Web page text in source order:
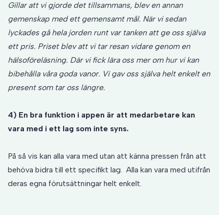
Gillar att vi gjorde det tillsammans, blev en annan
gemenskap med ett gemensamt mål. När vi sedan
lyckades gå hela jorden runt var tanken att ge oss själva
ett pris. Priset blev att vi tar resan vidare genom en
hälsoföreläsning. Där vi fick lära oss mer om hur vi kan
bibehålla våra goda vanor. Vi gav oss själva helt enkelt en
present som tar oss längre.
4) En bra funktion i appen är att medarbetare kan
vara med i ett lag som inte syns.
På så vis kan alla vara med utan att känna pressen från att
behöva bidra till ett specifikt lag. Alla kan vara med utifrån
deras egna förutsättningar helt enkelt.